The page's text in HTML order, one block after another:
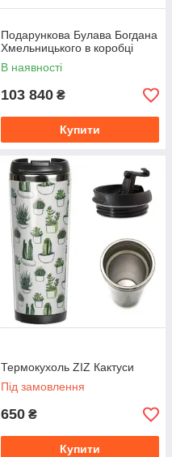
Подарункова Булава Богдана
Хмельницького в коробці
В наявності
103 840 ₴
Купити
Термокухоль ZIZ Кактуси
Під замовлення
650 ₴
Купити